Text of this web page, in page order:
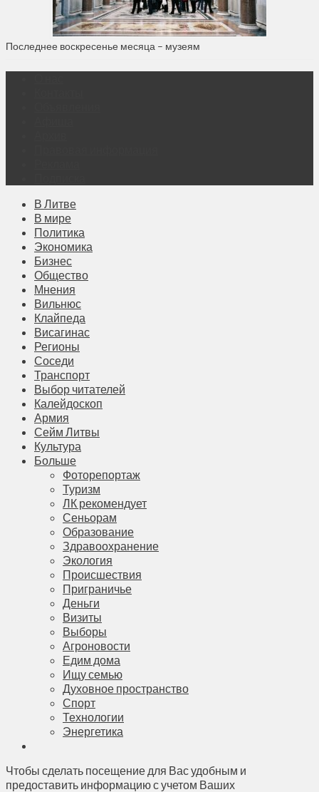
Последнее воскресенье месяца – музеям
В Литве
В мире
Политика
Экономика
Бизнес
Общество
Мнения
Вильнюс
Клайпеда
Висагинас
Регионы
Соседи
Транспорт
Выбор читателей
Калейдоскоп
Армия
Сейм Литвы
Культура
Больше
Фоторепортаж
Туризм
ЛК рекомендует
Сеньорам
Образование
Здравоохранение
Экология
Происшествия
Приграничье
Деньги
Визиты
Выборы
Агроновости
Едим дома
Ищу семью
Духовное пространство
Спорт
Технологии
Энергетика
Чтобы сделать посещение для Вас удобным и
предоставить информацию с учетом Ваших